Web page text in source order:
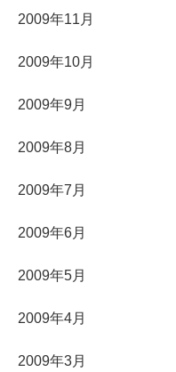
2009年11月
2009年10月
2009年9月
2009年8月
2009年7月
2009年6月
2009年5月
2009年4月
2009年3月